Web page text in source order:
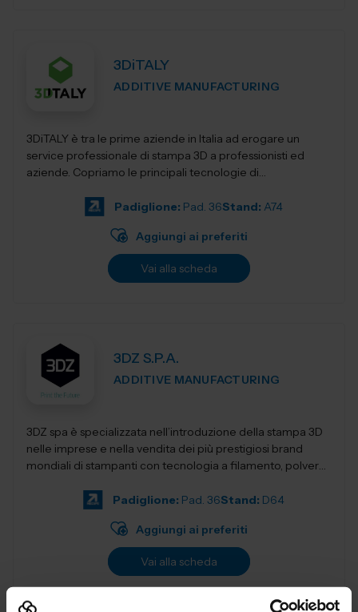
3DiTALY
ADDITIVE MANUFACTURING
3DiTALY è tra le prime aziende in Italia ad erogare un
service professionale di stampa 3D a professionisti ed
aziende. Copriamo le principali tecnologie di
Padiglione: Pad. 36Stand: A74
Aggiungi ai preferiti
Vai alla scheda
3DZ S.P.A.
ADDITIVE MANUFACTURING
3DZ spa è specializzata nell’introduzione della stampa 3D
nelle imprese e nella vendita dei più prestigiosi brand
mondiali di stampanti con tecnologia a filamento, polvere,
Padiglione: Pad. 36Stand: D64
Aggiungi ai preferiti
Vai alla scheda